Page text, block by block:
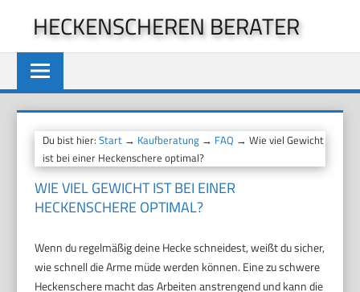
springen
HECKENSCHEREN BERATER
Du bist hier:Start → Kaufberatung → FAQ → Wie viel Gewicht
ist bei einer Heckenschere optimal?
WIE VIEL GEWICHT IST BEI EINER
HECKENSCHERE OPTIMAL?
Wenn du regelmäßig deine Hecke schneidest, weißt du sicher,
wie schnell die Arme müde werden können. Eine zu schwere
Heckenschere macht das Arbeiten anstrengend und kann die